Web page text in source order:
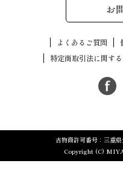
お
よくあるご質問
特定商取引法に関す
古物商許可番号：三重
Copyright (C)